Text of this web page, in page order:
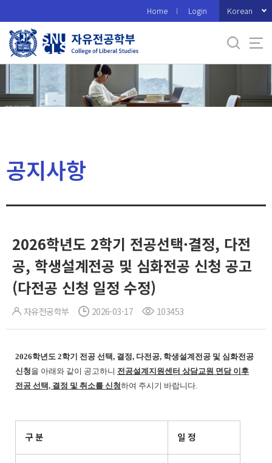
로
메
Home Login Korean
공지사항
2026학년도 2학기 전공선택·결정, 다전
공, 학생설계전공 및 심화전공 신청 공고
(다전공 신청 일정 수정)
자유전공학부 2026-03-17 103453
2026학년도 2학기 전공 선택, 결정, 다전공, 학생설계전공 및 심화전공
신청을 아래와 같이 공고하니 전공설계지원센터 상담교원 면담 이후
전공 선택, 결정 및 취소를 신청하여 주시기 바랍니다.
구 분 일 정